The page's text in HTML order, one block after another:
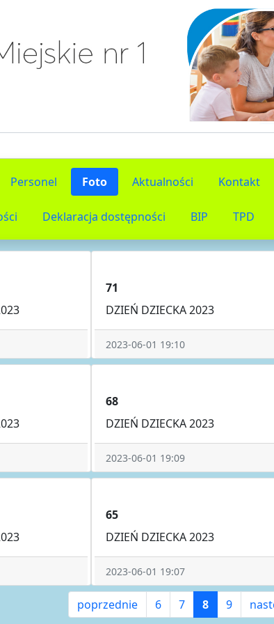
Personel Foto Aktualności Kontakt
Deklaracja dostępności BIP TPD
71
DZIEŃ DZIECKA 2023
2023-06-01 19:10
68
DZIEŃ DZIECKA 2023
2023-06-01 19:09
65
DZIEŃ DZIECKA 2023
2023-06-01 19:07
poprzednie 6 7 8 9